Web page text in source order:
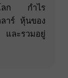
โลก กำไร
าร์ หุ้นของ
ละรวมอยู่